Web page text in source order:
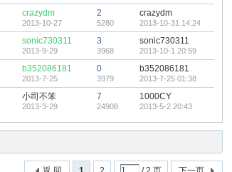
crazydm
2013-10-27
2
5280
crazydm
2013-10-31 14:24
sonic730311
2013-9-29
3
3968
sonic730311
2013-10-1 20:59
b352086181
2013-7-25
0
3979
b352086181
2013-7-25 01:38
小司不笨
2013-3-29
7
24908
1000CY
2013-5-2 20:43